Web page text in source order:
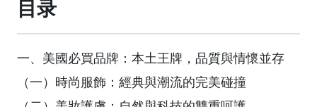
目录
一、美國必買品牌：本土王牌，品質與情懷並存
（一）時尚服飾：經典與潮流的完美碰撞